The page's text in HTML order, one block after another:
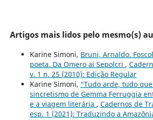
Artigos mais lidos pelo mesmo(s)
Karine Simoni, Bruni, Arnaldo.
poeta. Da Omero ai Sepolcri ,
v. 1 n. 25 (2010): Edição Regular
Karine Simoni, “Tudo arde, tudo
sincretismo de Gemma Ferruggia
e a viagem literária , Cadernos de
esp. 1 (2021): Traduzindo a